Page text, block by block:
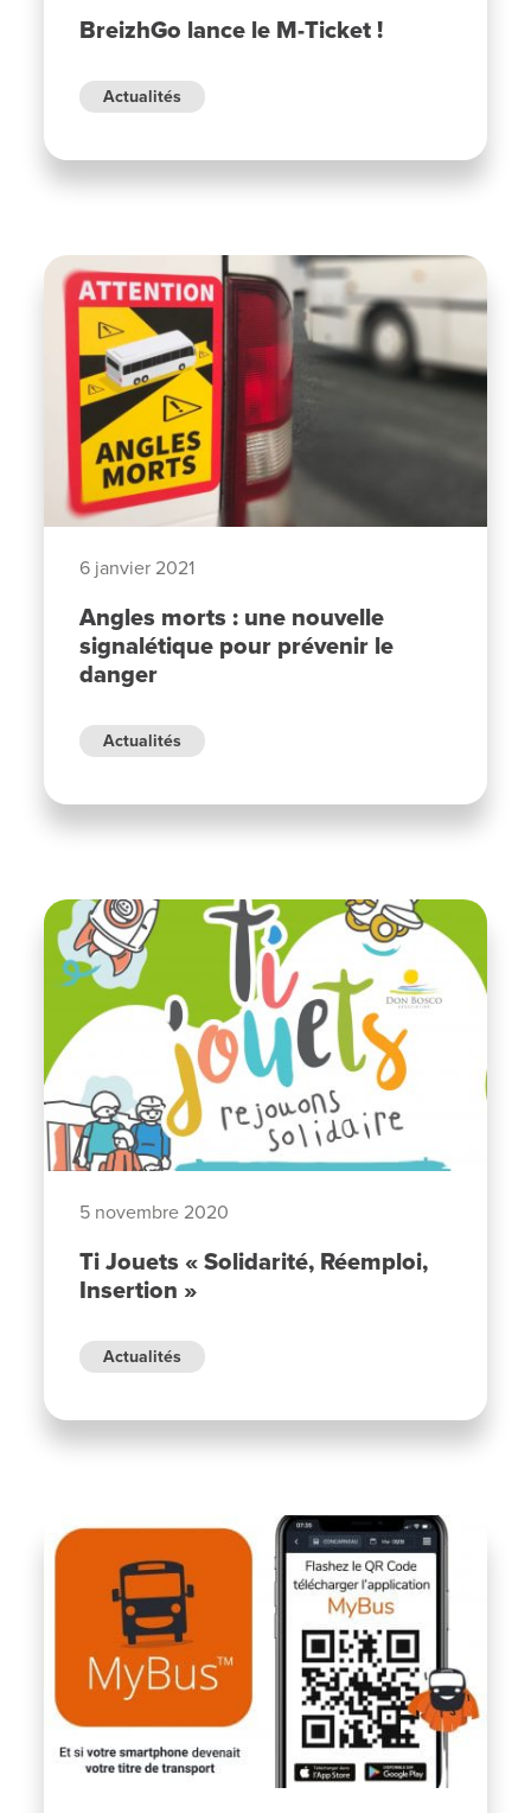
BreizhGo lance le M-Ticket !
Actualités
6 janvier 2021
Angles morts : une nouvelle
signalétique pour prévenir le
danger
Actualités
5 novembre 2020
Ti Jouets « Solidarité, Réemploi,
Insertion »
Actualités